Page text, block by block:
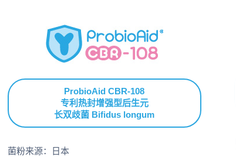
ProbioAid CBR-108
专利热封增强型后生元
长双歧菌 Bifidus longum
菌粉来源：日本